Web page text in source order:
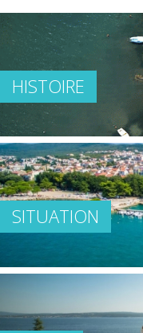
HISTOIRE
SITUATION